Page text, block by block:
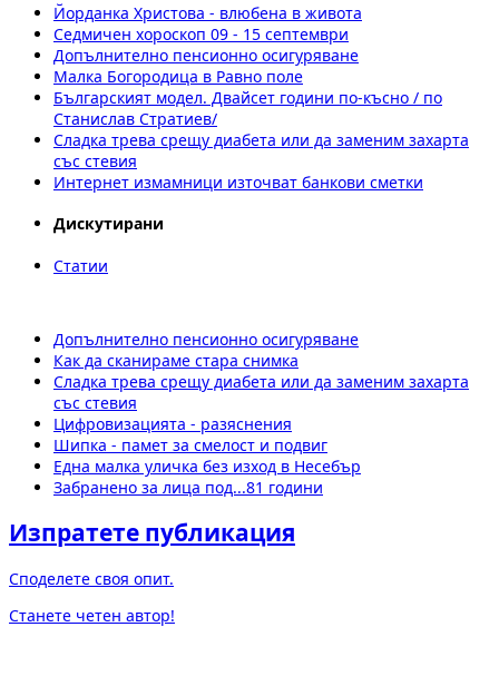
Йорданка Христова - влюбена в живота
Седмичен хороскоп 09 - 15 септември
Допълнително пенсионно осигуряване
Малка Богородица в Равно поле
Българският модел. Двайсет години по-късно / по
Станислав Стратиев/
Сладка трева срещу диабета или да заменим захарта
със стевия
Интернет измамници източват банкови сметки
Дискутирани
Статии
Допълнително пенсионно осигуряване
Как да сканираме стара снимка
Сладка трева срещу диабета или да заменим захарта
със стевия
Цифровизацията - разяснения
Шипка - памет за смелост и подвиг
Една малка уличка без изход в Несебър
Забранено за лица под...81 години
Изпратете публикация
Споделете своя опит.
Станете четен автор!